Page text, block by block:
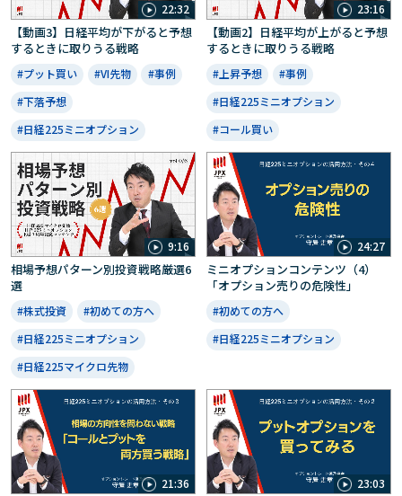
22:32
【動画3】日経平均が下がると予想
するときに取りうる戦略
#プット買い #VI先物
#事例
#下落予想
#日経225ミニオプション
23:16
【動画2】日経平均が上がると予想
するときに取りうる戦略
#上昇予想
#事例
#日経225ミニオプション
#コール買い
9:16
相場予想パターン別投資戦略厳選6
選
#株式投資
#初めての方へ
#日経225ミニオプション
#日経225マイクロ先物
24:27
ミニオプションコンテンツ（4）
「オプション売りの危険性」
#初めての方へ
#日経225ミニオプション
21:36 23:03